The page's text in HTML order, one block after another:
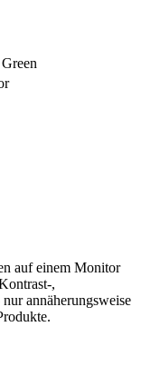
auf einem Monitor
,
annäherungsweise